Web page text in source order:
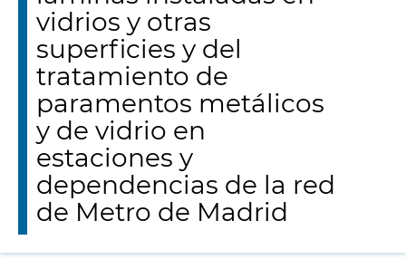
vidrios y otras
superficies y del
tratamiento de
paramentos metálicos
y de vidrio en
estaciones y
dependencias de la red
de Metro de Madrid